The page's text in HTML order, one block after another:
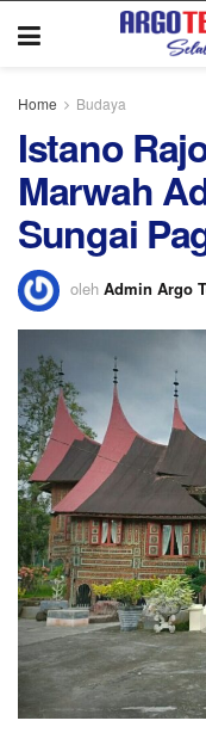
Home Budaya
Istano
Marwah
Sungai
oleh Admin Argo